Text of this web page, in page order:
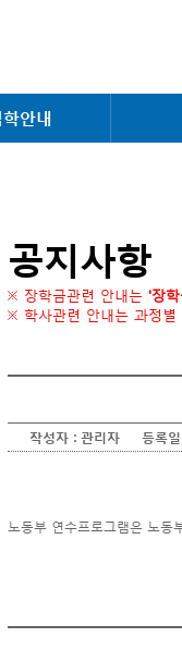
안내
공지사항
※ 장학금관련 안내는 '장
※ 학사관련 안내는 과정별
작성자 : 관리자 등록
노동부 연수프로그램은 노동